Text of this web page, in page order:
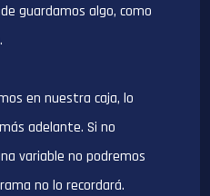
guardamos algo, como
en nuestra caja, lo
adelante. Si no
variable no podremos
no lo recordará.